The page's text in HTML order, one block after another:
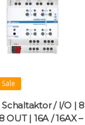
Schaltaktor / I/O | 8
OUT | 16A / 16AX –